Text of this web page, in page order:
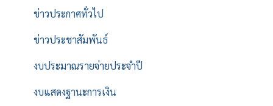
ข่าวประกาศทั่วไป
ข่าวประชาสัมพันธ์
งบประมาณรายจ่ายประจำปี
งบแสดงฐานะการเงิน